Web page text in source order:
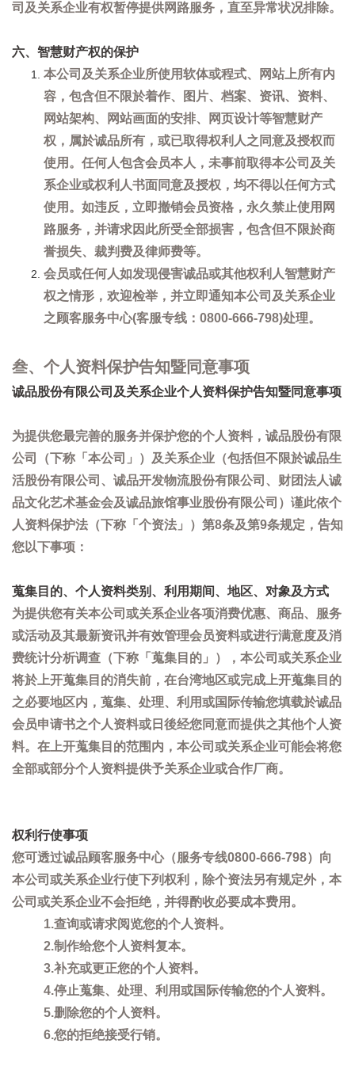
司及关系企业有权暂停提供网路服务，直至异常状况排除。
六、智慧财产权的保护
本公司及关系企业所使用软体或程式、网站上所有内
容，包含但不限於着作、图片、档案、资讯、资料、
网站架构、网站画面的安排、网页设计等智慧财产
权，属於诚品所有，或已取得权利人之同意及授权而
使用。任何人包含会员本人，未事前取得本公司及关
系企业或权利人书面同意及授权，均不得以任何方式
使用。如违反，立即撤销会员资格，永久禁止使用网
路服务，并请求因此所受全部损害，包含但不限於商
誉损失、裁判费及律师费等。
会员或任何人如发现侵害诚品或其他权利人智慧财产
权之情形，欢迎检举，并立即通知本公司及关系企业
之顾客服务中心(客服专线：0800-666-798)处理。
叁、个人资料保护告知暨同意事项
诚品股份有限公司及关系企业个人资料保护告知暨同意事项
为提供您最完善的服务并保护您的个人资料，诚品股份有限
公司（下称「本公司」）及关系企业（包括但不限於诚品生
活股份有限公司、诚品开发物流股份有限公司、财团法人诚
品文化艺术基金会及诚品旅馆事业股份有限公司）谨此依个
人资料保护法（下称「个资法」）第8条及第9条规定，告知
您以下事项：
蒐集目的、个人资料类别、利用期间、地区、对象及方式
为提供您有关本公司或关系企业各项消费优惠、商品、服务
或活动及其最新资讯并有效管理会员资料或进行满意度及消
费统计分析调查（下称「蒐集目的」），本公司或关系企业
将於上开蒐集目的消失前，在台湾地区或完成上开蒐集目的
之必要地区内，蒐集、处理、利用或国际传输您填载於诚品
会员申请书之个人资料或日後经您同意而提供之其他个人资
料。在上开蒐集目的范围内，本公司或关系企业可能会将您
全部或部分个人资料提供予关系企业或合作厂商。
权利行使事项
您可透过诚品顾客服务中心（服务专线0800-666-798）向
本公司或关系企业行使下列权利，除个资法另有规定外，本
公司或关系企业不会拒绝，并得酌收必要成本费用。
1.查询或请求阅览您的个人资料。
2.制作给您个人资料复本。
3.补充或更正您的个人资料。
4.停止蒐集、处理、利用或国际传输您的个人资料。
5.删除您的个人资料。
6.您的拒绝接受行销。